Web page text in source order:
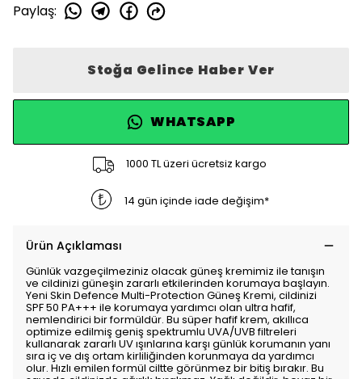
Paylaş:
Stoğa Gelince Haber Ver
WHATSAPP
1000 TL üzeri ücretsiz kargo
14 gün içinde iade değişim*
Ürün Açıklaması
Günlük vazgeçilmeziniz olacak güneş kremimiz ile tanışın
ve cildinizi güneşin zararlı etkilerinden korumaya başlayın.
Yeni Skin Defence Multi-Protection Güneş Kremi, cildinizi
SPF 50 PA+++ ile korumaya yardımcı olan ultra hafif,
nemlendirici bir formüldür. Bu süper hafif krem, akıllıca
optimize edilmiş geniş spektrumlu UVA/UVB filtreleri
kullanarak zararlı UV ışınlarına karşı günlük korumanın yanı
sıra iç ve dış ortam kirliliğinden korunmaya da yardımcı
olur. Hızlı emilen formül ciltte görünmez bir bitiş bırakır. Bu